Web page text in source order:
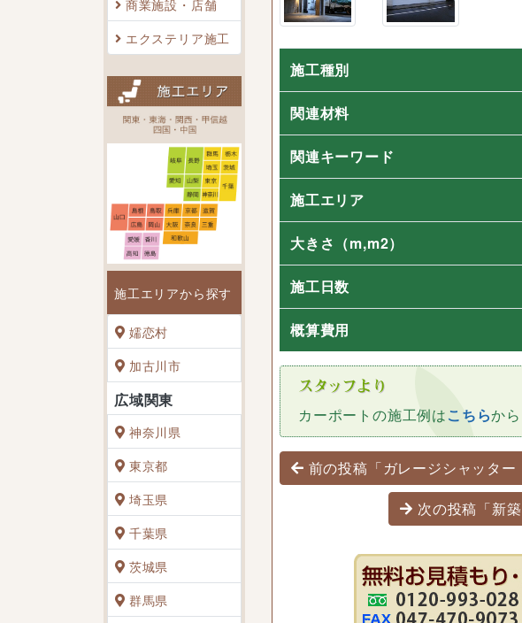
エクステリア施工
施工エリアから探す
嬬恋村
加古川市
神奈川県
東京都
埼玉県
千葉県
茨城県
群馬県
施工種別
関連材料
関連キーワード
施工エリア
大きさ （m,m2）
施工日数
概算費用
カーポートの施工例はこちらから
投稿ナビゲーション
前の投稿「ガレージシャッタ
次の投稿「新